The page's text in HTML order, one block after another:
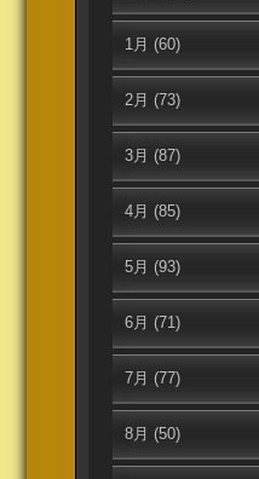
1月 (60)
2月 (73)
3月 (87)
4月 (85)
5月 (93)
6月 (71)
7月 (77)
8月 (50)